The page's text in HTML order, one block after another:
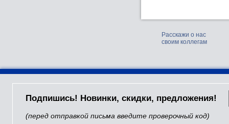
Расскажи о нас
своим коллегам
Подпишись! Новинки, скидки, предложения!
(перед отправкой письма введите проверочный код)